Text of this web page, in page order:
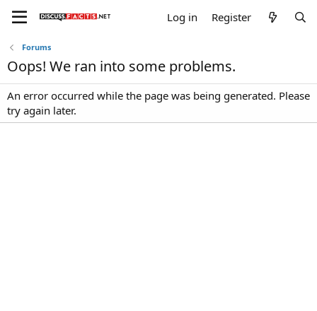
Log in Register
Forums
Oops! We ran into some problems.
An error occurred while the page was being generated. Please
try again later.